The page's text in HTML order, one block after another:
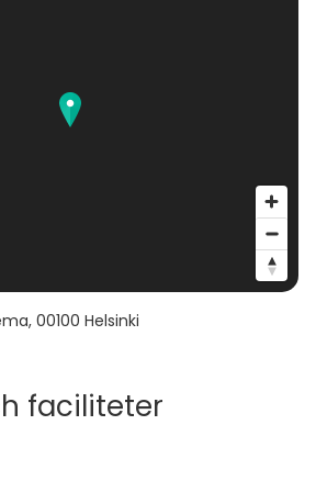
, 00100 Helsinki
faciliteter